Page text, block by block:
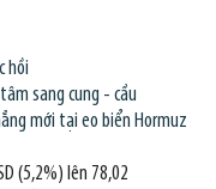
hồi
sang cung - cầu
mới tại eo biển Hormuz
(5,2%) lên 78,02